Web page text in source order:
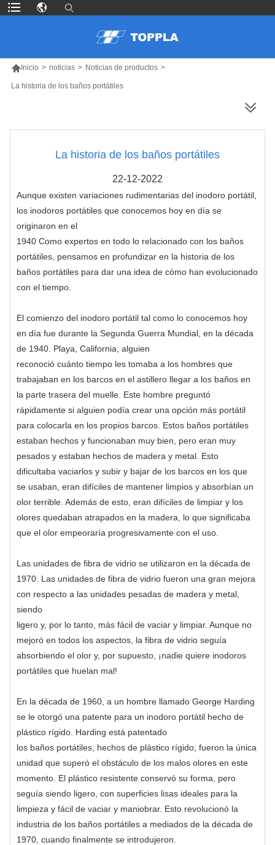
Inicio > noticias > Noticias de productos >
La historia de los baños portátiles
La historia de los baños portátiles
22-12-2022
Aunque existen variaciones rudimentarias del inodoro portátil,
los inodoros portátiles que conocemos hoy en día se
originaron en el
1940 Como expertos en todo lo relacionado con los baños
portátiles, pensamos en profundizar en la historia de los
baños portátiles para dar una idea de cómo han evolucionado
con el tiempo.
El comienzo del inodoro portátil tal como lo conocemos hoy
en día fue durante la Segunda Guerra Mundial, en la década
de 1940. Playa, California, alguien
reconoció cuánto tiempo les tomaba a los hombres que
trabajaban en los barcos en el astillero llegar a los baños en
la parte trasera del muelle. Este hombre preguntó
rápidamente si alguien podía crear una opción más portátil
para colocarla en los propios barcos. Estos baños portátiles
estaban hechos y funcionaban muy bien, pero eran muy
pesados ​​y estaban hechos de madera y metal. Esto
dificultaba vaciarlos y subir y bajar de los barcos en los que
se usaban, eran difíciles de mantener limpios y absorbían un
olor terrible. Además de esto, eran difíciles de limpiar y los
olores quedaban atrapados en la madera, lo que significaba
que el olor empeoraría progresivamente con el uso.
Las unidades de fibra de vidrio se utilizaron en la década de
1970. Las unidades de fibra de vidrio fueron una gran mejora
con respecto a las unidades pesadas de madera y metal,
siendo
ligero y, por lo tanto, más fácil de vaciar y limpiar. Aunque no
mejoró en todos los aspectos, la fibra de vidrio seguía
absorbiendo el olor y, por supuesto, ¡nadie quiere inodoros
portátiles que huelan mal!
En la década de 1960, a un hombre llamado George Harding
se le otorgó una patente para un inodoro portátil hecho de
plástico rígido. Harding está patentado
los baños portátiles, hechos de plástico rígido, fueron la única
unidad que superó el obstáculo de los malos olores en este
momento. El plástico resistente conservó su forma, pero
seguía siendo ligero, con superficies lisas ideales para la
limpieza y fácil de vaciar y maniobrar. Esto revolucionó la
industria de los baños portátiles a mediados de la década de
1970, cuando finalmente se introdujeron.